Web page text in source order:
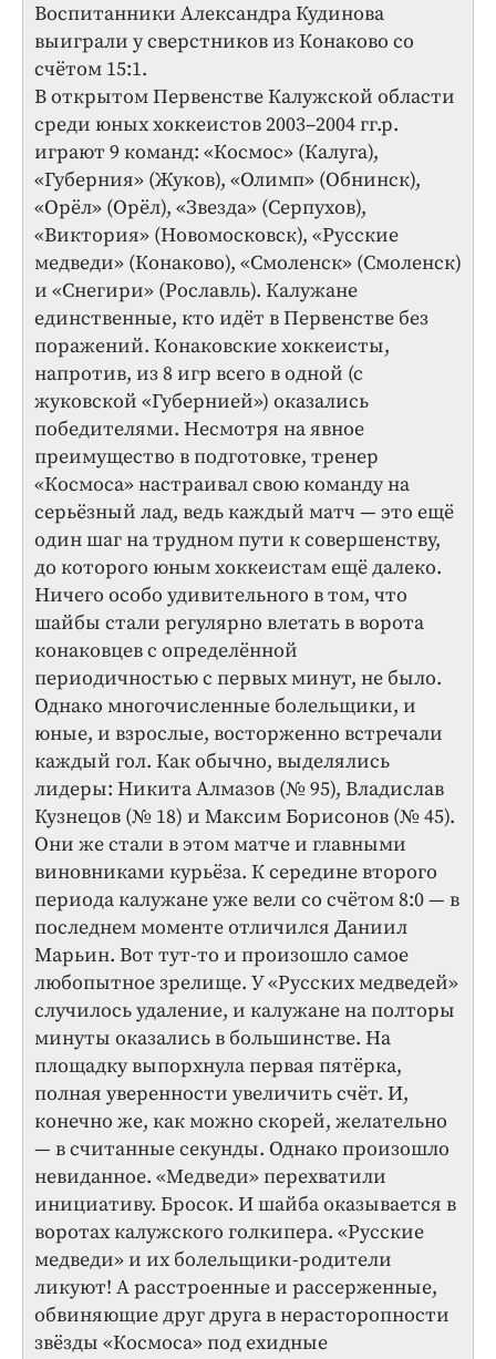
Воспитанники Александра Кудинова
выиграли у сверстников из Конаково со
счётом 15:1.
В открытом Первенстве Калужской области
среди юных хоккеистов 2003–2004 гг.р.
играют 9 команд: «Космос» (Калуга),
«Губерния» (Жуков), «Олимп» (Обнинск),
«Орёл» (Орёл), «Звезда» (Серпухов),
«Виктория» (Новомосковск), «Русские
медведи» (Конаково), «Смоленск» (Смоленск)
и «Снегири» (Рославль). Калужане
единственные, кто идёт в Первенстве без
поражений. Конаковские хоккеисты,
напротив, из 8 игр всего в одной (с
жуковской «Губернией») оказались
победителями. Несмотря на явное
преимущество в подготовке, тренер
«Космоса» настраивал свою команду на
серьёзный лад, ведь каждый матч — это ещё
один шаг на трудном пути к совершенству,
до которого юным хоккеистам ещё далеко.
Ничего особо удивительного в том, что
шайбы стали регулярно влетать в ворота
конаковцев с определённой
периодичностью с первых минут, не было.
Однако многочисленные болельщики, и
юные, и взрослые, восторженно встречали
каждый гол. Как обычно, выделялись
лидеры: Никита Алмазов (№ 95), Владислав
Кузнецов (№ 18) и Максим Борисонов (№ 45).
Они же стали в этом матче и главными
виновниками курьёза. К середине второго
периода калужане уже вели со счётом 8:0 — в
последнем моменте отличился Даниил
Марьин. Вот тут-то и произошло самое
любопытное зрелище. У «Русских медведей»
случилось удаление, и калужане на полторы
минуты оказались в большинстве. На
площадку выпорхнула первая пятёрка,
полная уверенности увеличить счёт. И,
конечно же, как можно скорей, желательно
— в считанные секунды. Однако произошло
невиданное. «Медведи» перехватили
инициативу. Бросок. И шайба оказывается в
воротах калужского голкипера. «Русские
медведи» и их болельщики-родители
ликуют! А расстроенные и рассерженные,
обвиняющие друг друга в нерасторопности
звёзды «Космоса» под ехидные